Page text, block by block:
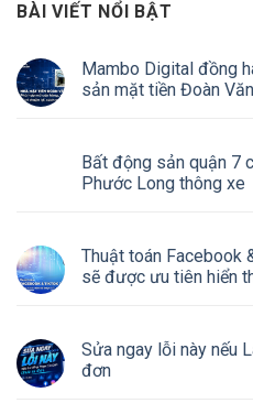
BÀI VIẾT NỔI BẬT
Mambo Digital đồng
sản mặt tiền Đoàn
Bất động sản quận 7
Phước Long thông xe
Thuật toán Facebook
sẽ được ưu tiên hiển
Sửa ngay lỗi này nếu
đơn